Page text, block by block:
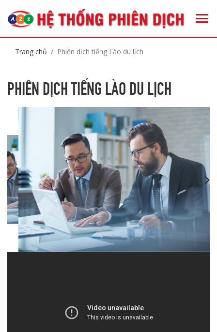
Trang chủ Phiên dịch tiếng Lào du lịch
PHIÊN DỊCH TIẾNG LÀO DU LỊCH